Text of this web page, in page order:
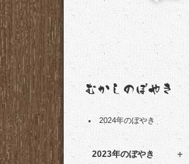
2024年のぼやき
2023年のぼやき